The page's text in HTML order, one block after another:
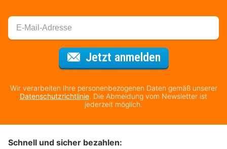
Jetzt anmeldenFür den
Wir verarbeiten Ihre personenbezogenen Daten gemäß unserer
Datenschutzrichtlinie. Die Abmeldung vom Newsletter ist
jederzeit möglich.
Schnell und sicher bezahlen: